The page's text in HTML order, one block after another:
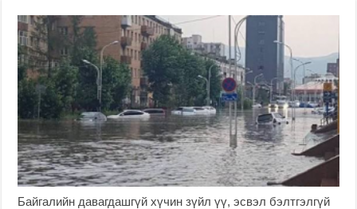
Байгалийн давагдашгүй хүчин зүйл үү, эсвэл бэлтгэлгүй